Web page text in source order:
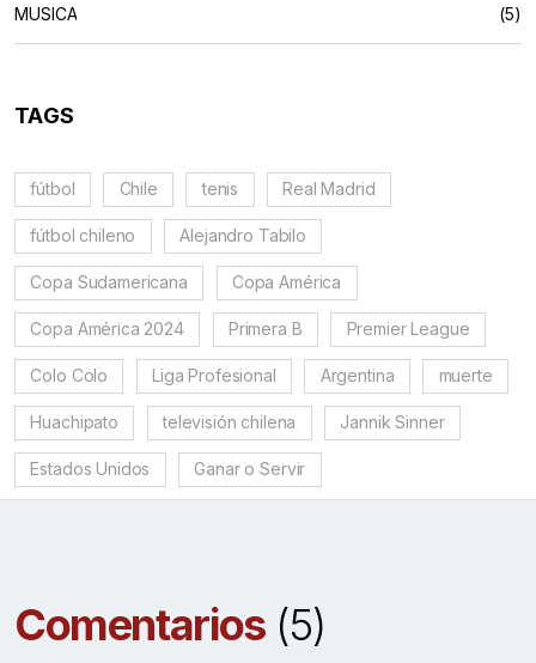
MUSICA (5)
TAGS
fútbol Chile tenis Real Madrid
fútbol chileno Alejandro Tabilo
Copa Sudamericana Copa América
Copa América 2024 Primera B Premier League
Colo Colo Liga Profesional Argentina muerte
Huachipato televisión chilena Jannik Sinner
Estados Unidos Ganar o Servir
Comentarios(5)